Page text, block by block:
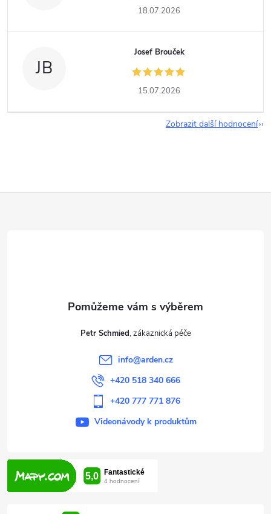
18.07.2026
JB
Josef Brouček
15.07.2026
Zobrazit další hodnocení
Petr Schmied
info@arden.cz
+420 518 340 666
+420 777 771 876
Videonávody k produktům